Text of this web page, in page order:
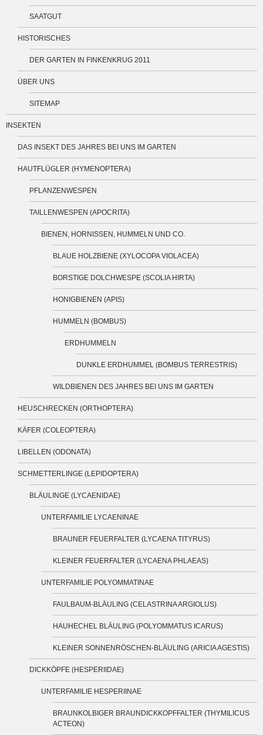
SAATGUT
HISTORISCHES
DER GARTEN IN FINKENKRUG 2011
ÜBER UNS
SITEMAP
INSEKTEN
DAS INSEKT DES JAHRES BEI UNS IM GARTEN
HAUTFLÜGLER (HYMENOPTERA)
PFLANZENWESPEN
TAILLENWESPEN (APOCRITA)
BIENEN, HORNISSEN, HUMMELN UND CO.
BLAUE HOLZBIENE (XYLOCOPA VIOLACEA)
BORSTIGE DOLCHWESPE (SCOLIA HIRTA)
HONIGBIENEN (APIS)
HUMMELN (BOMBUS)
ERDHUMMELN
DUNKLE ERDHUMMEL (BOMBUS TERRESTRIS)
WILDBIENEN DES JAHRES BEI UNS IM GARTEN
HEUSCHRECKEN (ORTHOPTERA)
KÄFER (COLEOPTERA)
LIBELLEN (ODONATA)
SCHMETTERLINGE (LEPIDOPTERA)
BLÄULINGE (LYCAENIDAE)
UNTERFAMILIE LYCAENINAE
BRAUNER FEUERFALTER (LYCAENA TITYRUS)
KLEINER FEUERFALTER (LYCAENA PHLAEAS)
UNTERFAMILIE POLYOMMATINAE
FAULBAUM-BLÄULING (CELASTRINA ARGIOLUS)
HAUHECHEL BLÄULING (POLYOMMATUS ICARUS)
KLEINER SONNENRÖSCHEN-BLÄULING (ARICIA AGESTIS)
DICKKÖPFE (HESPERIIDAE)
UNTERFAMILIE HESPERIINAE
BRAUNKOLBIGER BRAUNDICKKOPFFALTER (THYMILICUS
ACTEON)